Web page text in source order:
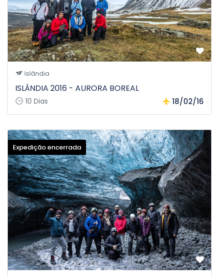
Islândia
ISLÂNDIA 2016 - AURORA BOREAL
10 Dias 18/02/16
Expedição encerrada